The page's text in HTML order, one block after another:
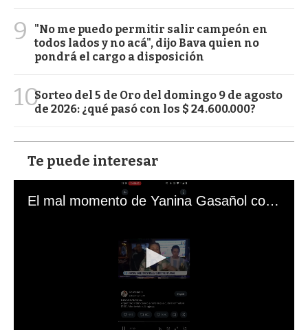
9
"No me puedo permitir salir campeón en
todos lados y no acá", dijo Bava quien no
pondrá el cargo a disposición
10Sorteo del 5 de Oro del domingo 9 de agosto
de 2026: ¿qué pasó con los $ 24.600.000?
Te puede interesar
El mal momento de Yanina Gasañol con un hincha argentino en "Subrayado"